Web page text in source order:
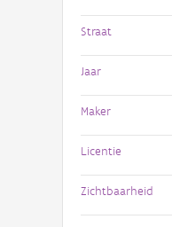
Straat
Jaar
Maker
Licentie
Zichtbaarheid